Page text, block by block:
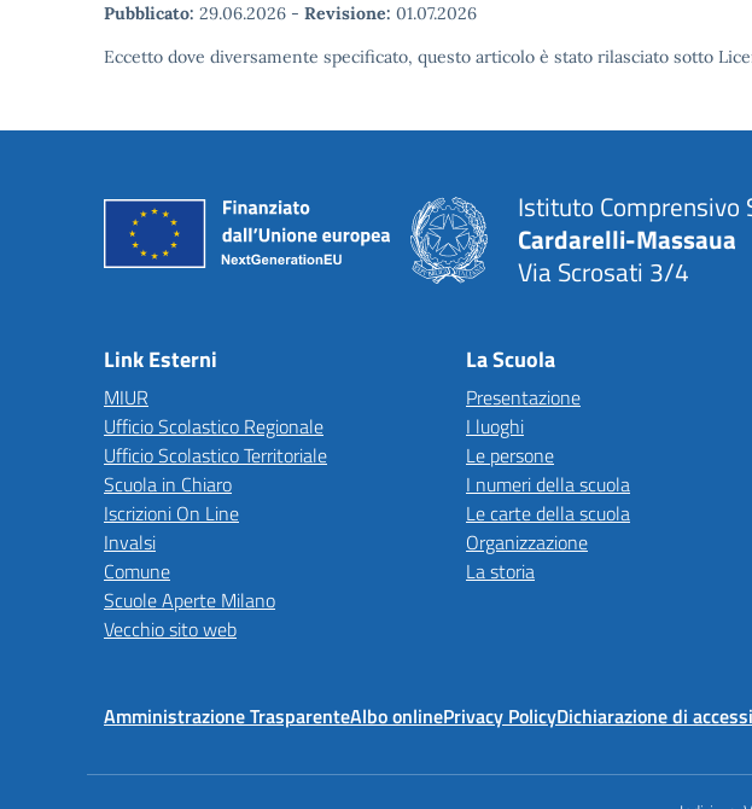
Pubblicato: 29.06.2026 - Revisione: 01.07.2026
Eccetto dove diversamente specificato, questo articolo è stato rilasciato sotto
Istituto Comprensivo
Cardarelli-Massaua
Via Scrosati 3/4
Link Esterni
MIUR
Ufficio Scolastico Regionale
Ufficio Scolastico Territoriale
Scuola in Chiaro
Iscrizioni On Line
Invalsi
Comune
Scuole Aperte Milano
Vecchio sito web
La Scuola
Presentazione
I luoghi
Le persone
I numeri della scuola
Le carte della scuola
Organizzazione
La storia
Amministrazione TrasparenteAlbo onlinePrivacy PolicyDichiarazione di